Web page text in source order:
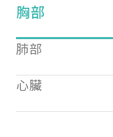
胸部
肺部
心臟